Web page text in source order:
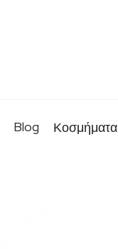
Blog Κοσμήματα